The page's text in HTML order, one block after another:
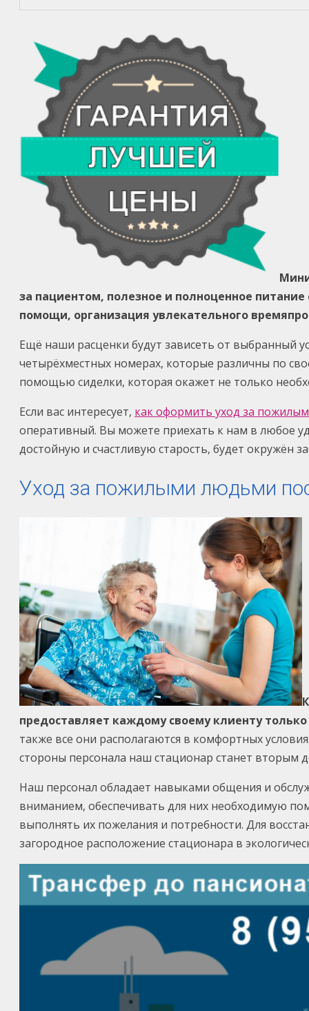
за пациентом, полезное и полноценное
помощи, организация увлекательного
Ещё наши расценки будут зависеть от выбранный
четырёхместных номерах, которые различны по
помощью сиделки, которая окажет не только
Если вас интересует, как оформить уход за
оперативный. Вы можете приехать к нам в любое
достойную и счастливую старость, будет окружён
Уход за пожилыми людьми
предоставляет каждому своему клиенту
также все они располагаются в комфортных
стороны персонала наш стационар станет вторым
Наш персонал обладает навыками общения и
вниманием, обеспечивать для них необходимую
выполнять их пожелания и потребности. Для
загородное расположение стационара в